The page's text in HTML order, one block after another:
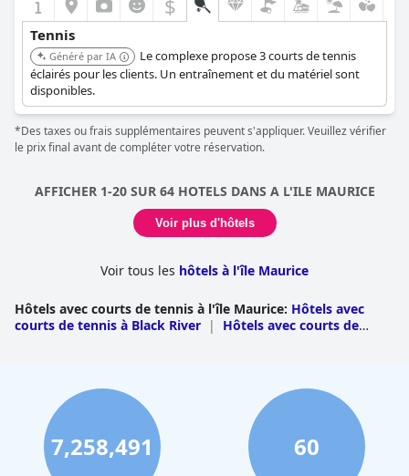
Tennis
Généré par IA
Le complexe propose 3 courts de tennis
éclairés pour les clients. Un entraînement et du matériel sont
disponibles.
*Des taxes ou frais supplémentaires peuvent s'appliquer. Veuillez vérifier
le prix final avant de compléter votre réservation.
AFFICHER 1-20 SUR 64 HOTELS DANS A L'ILE MAURICE
Voir plus d'hôtels
Voir tous les hôtels à l'île Maurice
Hôtels avec courts de tennis à l'île Maurice: Hôtels avec
courts de tennis à Black River |
Hôtels avec courts de
| Hôtels avec courts de tennis à Grand
| Hôtels avec courts de tennis dans Rodriguez
7,258,491 60